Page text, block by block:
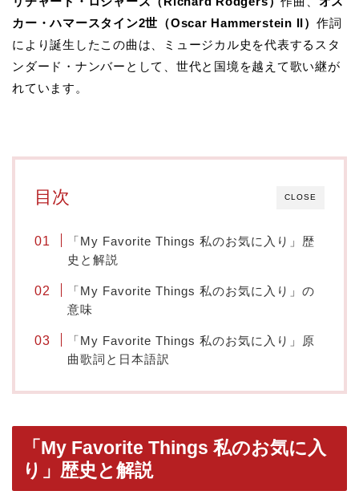
カー・ハマースタイン2世（Oscar Hammerstein II） 作詞
により誕生したこの曲は、ミュージカル史を代表するスタ
ンダード・ナンバーとして、世代と国境を越えて歌い継が
れています。
CLOSE
目次
「My Favorite Things 私のお気に入り」歴
史と解説
「My Favorite Things 私のお気に入り」の
意味
「My Favorite Things 私のお気に入り」原
曲歌詞と日本語訳
「My Favorite Things 私のお気に入
り」歴史と解説